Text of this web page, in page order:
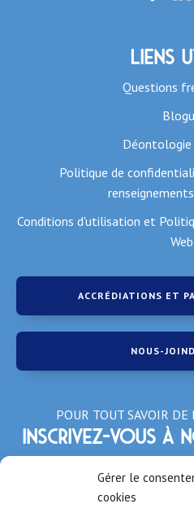
Gérer le
cookies
Liens
Questions
Politique de
Conditions d'utilisation et
Web
ACCRÉDIATIONS ET
NOUS-
POUR TOUT SAVOIR
Inscrivez-vous
*Champs obligatoires